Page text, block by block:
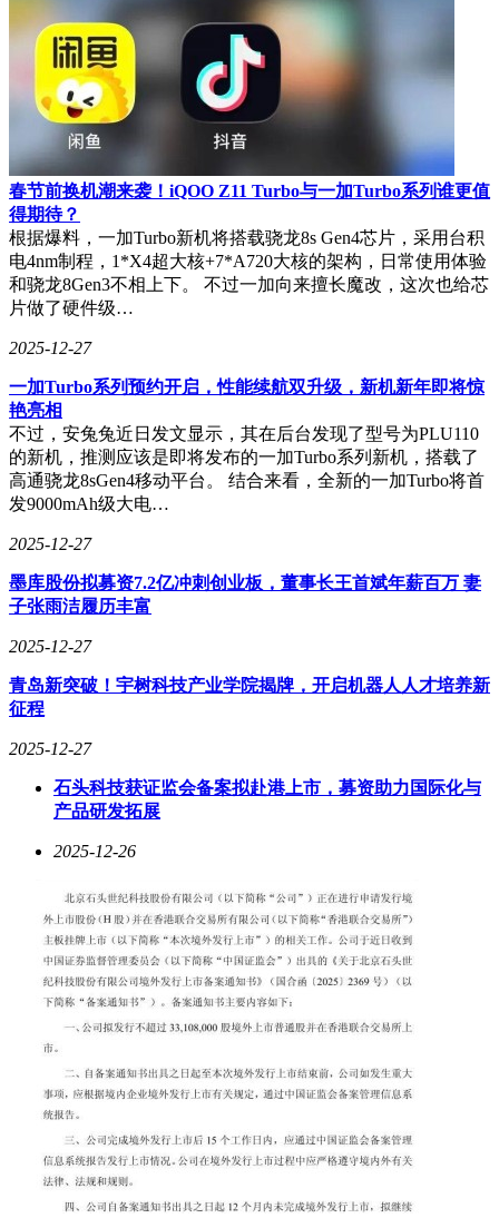
具身基础模型TARS AWE 2.0的突破性在于解决了三大行业难
题：通过空间感知预训练构建认知模型，实现"知其然更知其
所以然"；采用全身端到端学习技术，将数据能力高效迁移至
机器人本体；其强大的泛化能力使核心技能可跨场景应用。这
些特性为规模化部署扫清了障碍，使机器人能像人类一样"举
一反三"。
硬件设计方面，团队提出"为AI而生"的核心理念。自研TAS关
节将扭矩脉动控制在额定扭矩的千分之一以内，灵巧手TARS
Dex集成视觉触觉传感器，实现感知执行一体化。这种软硬件
协同设计，使数字世界的智能能够精准映射到物理操作中。发
布会亮相的A系列和T系列机器人，已搭载全套自研核心部件
与超级传感器组合。
积累。陈亦伦将当前具身智能发展阶段类比2019年的自动驾驶
行业——当时行业正经历从规则驱动到AI驱动的技术范式转
变。它石团队将自动驾驶领域验证过的数据驱动理念引入具身
智能，从项目启动就确立了"数据为核心"的战略。这种跨领域
的经验迁移，解释了为何初创公司能快速构建完整技术栈。
当刺绣机器人完成最后一针时，现场展示的不仅是技术实力，
更是一种发展理念的革新。它石智航选择从解决工业界最棘手
的问题切入，在真实场景中积累能力，逐步构建具备长期价值
实验室走向千家万户的转折点已经到来。
春节前换机潮来袭！iQOO Z11 Turbo与一加Turbo系列谁更值
得期待？
根据爆料，一加Turbo新机将搭载骁龙8s Gen4芯片，采用台积
电4nm制程，1*X4超大核+7*A720大核的架构，日常使用体验
和骁龙8Gen3不相上下。 不过一加向来擅长魔改，这次也给芯
片做了硬件级…
2025-12-27
一加Turbo系列预约开启，性能续航双升级，新机新年即将惊
艳亮相
不过，安兔兔近日发文显示，其在后台发现了型号为PLU110
的新机，推测应该是即将发布的一加Turbo系列新机，搭载了
高通骁龙8sGen4移动平台。 结合来看，全新的一加Turbo将首
发9000mAh级大电…
2025-12-27
墨库股份拟募资7.2亿冲刺创业板，董事长王首斌年薪百万 妻
子张雨洁履历丰富
2025-12-27
青岛新突破！宇树科技产业学院揭牌，开启机器人人才培养新
征程
2025-12-27
石头科技获证监会备案拟赴港上市，募资助力国际化与
产品研发拓展
2025-12-26